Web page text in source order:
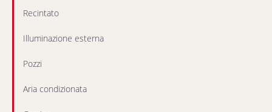
Recintato
Illuminazione esterna
Pozzi
Aria condizionata